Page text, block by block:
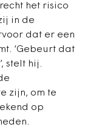
het risico
in de
dat er een
‘Gebeurt dat
stelt hij.
zijn, om te
op